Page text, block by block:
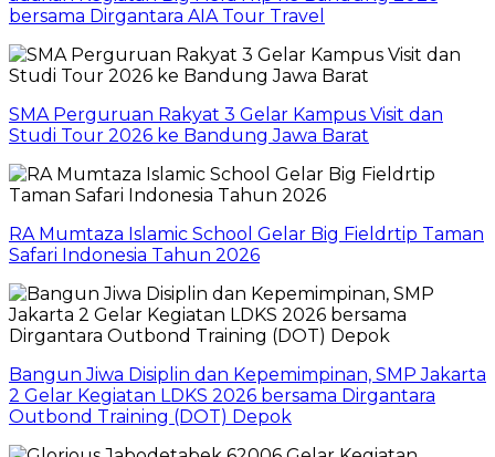
bersama Dirgantara AIA Tour Travel
SMA Perguruan Rakyat 3 Gelar Kampus Visit dan
Studi Tour 2026 ke Bandung Jawa Barat
RA Mumtaza Islamic School Gelar Big Fieldrtip Taman
Safari Indonesia Tahun 2026
Bangun Jiwa Disiplin dan Kepemimpinan, SMP Jakarta
2 Gelar Kegiatan LDKS 2026 bersama Dirgantara
Outbond Training (DOT) Depok